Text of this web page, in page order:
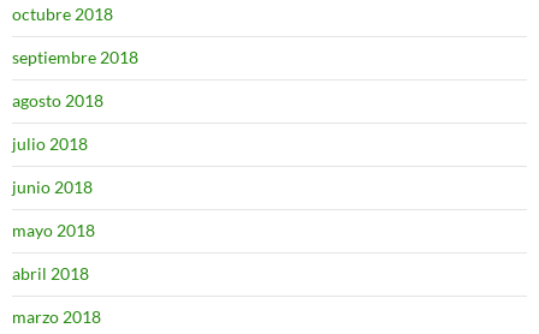
octubre 2018
septiembre 2018
agosto 2018
julio 2018
junio 2018
mayo 2018
abril 2018
marzo 2018